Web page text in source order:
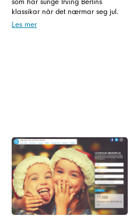
klassikar når det nærmar seg jul.
Les mer